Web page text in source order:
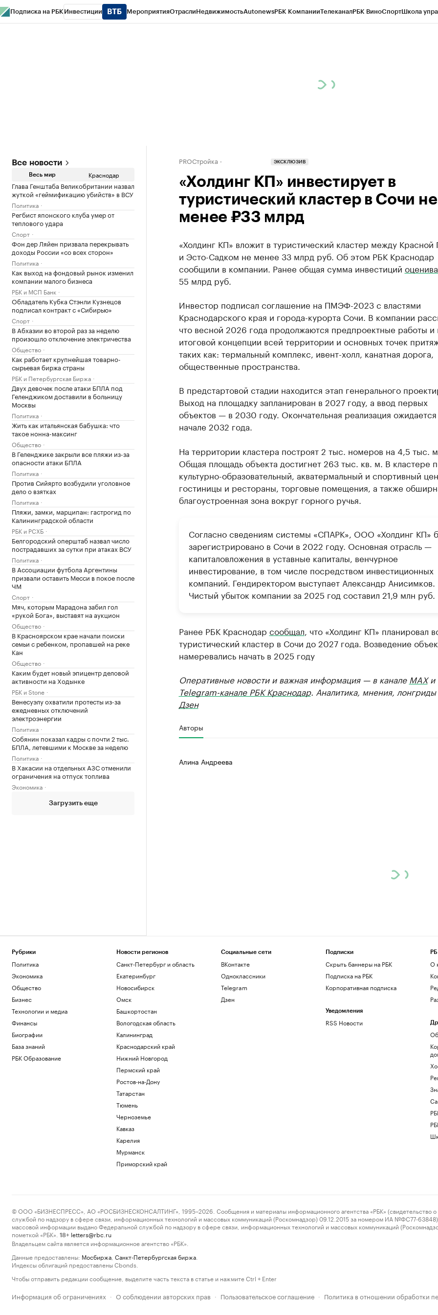
Подписка на РБК Инвестиции МероприятияОтраслиНедвижимостьAutonewsРБК КомпанииТелеканалРБК ВиноСпортШкола
Все новости
Весь мир Краснодар
Глава Генштаба Великобритании назвал
жуткой «геймификацию убийств» в ВСУ
Политика
Регбист японского клуба умер от
теплового удара
Спорт
Фон дер Ляйен призвала перекрывать
доходы России «со всех сторон»
Политика
Как выход на фондовый рынок изменил
компании малого бизнеса
РБК и МСП Банк
Обладатель Кубка Стэнли Кузнецов
подписал контракт с «Сибирью»
Спорт
В Абхазии во второй раз за неделю
произошло отключение электричества
Общество
Как работает крупнейшая товарно-
сырьевая биржа страны
РБК и Петербургская Биржа
Двух девочек после атаки БПЛА под
Геленджиком доставили в больницу
Москвы
Политика
Жить как итальянская бабушка: что
такое нонна-максинг
Общество
В Геленджике закрыли все пляжи из-за
опасности атаки БПЛА
Политика
Против Сийярто возбудили уголовное
дело о взятках
Политика
Пляжи, замки, марципан: гастрогид по
Калининградской области
РБК и РСХБ
Белгородский оперштаб назвал число
пострадавших за сутки при атаках ВСУ
Политика
В Ассоциации футбола Аргентины
призвали оставить Месси в покое после
ЧМ
Спорт
Мяч, которым Марадона забил гол
«рукой Бога», выставят на аукцион
Общество
В Красноярском крае начали поиски
семьи с ребенком, пропавшей на реке
Кан
Общество
Каким будет новый эпицентр деловой
активности на Ходынке
РБК и Stone
Венесуэлу охватили протесты из-за
ежедневных отключений
электроэнергии
Политика
Собянин показал кадры с почти 2 тыс.
БПЛА, летевшими к Москве за неделю
Политика
В Хакасии на отдельных АЗС отменили
ограничения на отпуск топлива
Экономика
Загрузить еще
PROСтройка ЭКСКЛЮЗИВ
«Холдинг КП» инвестирует в
туристический кластер в Сочи не
менее ₽33 млрд
«Холдинг КП» вложит в туристический кластер между Красной
и Эсто-Садком не менее 33 млрд руб. Об этом РБК Краснодар
сообщили в компании. Ранее общая сумма инвестиций
55 млрд руб.
Инвестор подписал соглашение на ПМЭФ-2023 с властями
Краснодарского края и города-курорта Сочи. В компании
что весной 2026 года продолжаются предпроектные работы
итоговой концепции всей территории и основных точек
таких как: термальный комплекс, ивент-холл, канатная дорога,
общественные пространства.
В предстартовой стадии находится этап генерального
Выход на площадку запланирован в 2027 году, а ввод первых
объектов — в 2030 году. Окончательная реализация
начале 2032 года.
На территории кластера построят 2 тыс. номеров на 4,5 тыс.
Общая площадь объекта достигнет 263 тыс. кв. м. В кластере
культурно-образовательный, акватермальный и спортивный
гостиницы и рестораны, торговые помещения, а также
благоустроенная зона вокруг горного ручья.
Согласно сведениям системы «СПАРК», ООО «Холдинг КП»
зарегистрировано в Сочи в 2022 году. Основная отрасль —
капиталовложения в уставные капиталы, венчурное
инвестирование, в том числе посредством инвестиционных
компаний. Гендиректором выступает Александр Анисимков.
Чистый убыток компании за 2025 год составил 21,9 млн руб.
Ранее РБК Краснодар сообщал , что «Холдинг КП» планировал
туристический кластер в Сочи до 2027 года. Возведение
намеревались начать в 2025 году
Оперативные новости и важная информация — в канале MAXи
Telegram-канале РБК Краснодар. Аналитика, мнения,
Дзен
Авторы
Алина Андреева
Рубрики
Политика
Экономика
Общество
Бизнес
Технологии и медиа
Финансы
Биографии
База знаний
РБК Образование
Новости регионов
Санкт-Петербург и область
Екатеринбург
Новосибирск
Омск
Башкортостан
Вологодская область
Калининград
Краснодарский край
Нижний Новгород
Пермский край
Ростов-на-Дону
Татарстан
Тюмень
Черноземье
Кавказ
Карелия
Мурманск
Приморский край
Социальные сети
ВКонтакте
Одноклассники
Telegram
Дзен
Подписки
Скрыть баннеры на РБК
Подписка на РБК
Корпоративная подписка
Уведомления
RSS Новости
О
© ООО «БИЗНЕСПРЕСС», АО «РОСБИЗНЕСКОНСАЛТИНГ», 1995–2026. Сообщения и материалы информационного агентства «РБК» (свидетельство о
службой по надзору в сфере связи, информационных технологий и массовых коммуникаций (Роскомнадзор) 09.12.2015 за номером ИА №ФС77-63848)
массовой информации выдано Федеральной службой по надзору в сфере связи, информационных технологий и массовых коммуникаций
пометкой «РБК».
18+ letters@rbc.ru
Владельцем сайта является информационное агентство «РБК».
Данные предоставлены: Мосбиржа Санкт-Петербургская биржа
Индексы облигаций предоставлены Cbonds.
Чтобы отправить редакции сообщение, выделите часть текста в статье и нажмите Ctrl + Enter
Информация об ограничениях · О соблюдении авторских прав · Пользовательское соглашение · Политика в отношении обработки